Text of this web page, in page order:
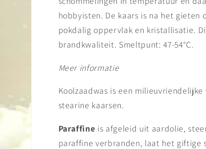
hobbyisten. De kaars is na het
pokdalig oppervlak en kristallisatie.
brandkwaliteit. Smeltpunt: 47-54°C.
Meer informatie
Koolzaadwas is een
stearine kaarsen.
Paraffine is afgeleid uit aardolie,
paraffine verbranden, laat het giftige